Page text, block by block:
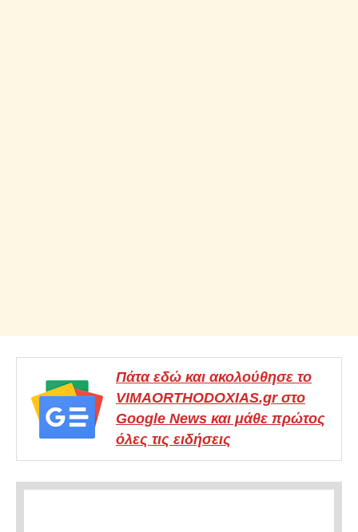
Πάτα εδώ και ακολούθησε το
VIMAORTHODOXIAS.gr στο
Google News και μάθε πρώτος
όλες τις ειδήσεις